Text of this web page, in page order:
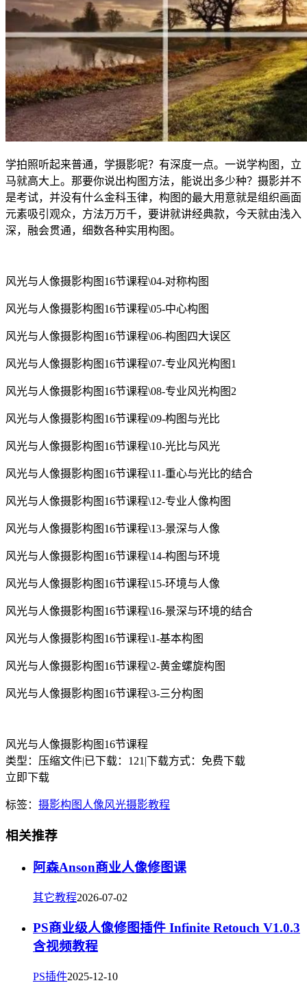
学拍照听起来普通，学摄影呢？有深度一点。一说学构图，立
马就高大上。那要你说出构图方法，能说出多少种？摄影并不
是考试，并没有什么金科玉律，构图的最大用意就是组织画面
元素吸引观众，方法万万千，要讲就讲经典款，今天就由浅入
深，融会贯通，细数各种实用构图。
风光与人像摄影构图16节课程\04-对称构图
风光与人像摄影构图16节课程\05-中心构图
风光与人像摄影构图16节课程\06-构图四大误区
风光与人像摄影构图16节课程\07-专业风光构图1
风光与人像摄影构图16节课程\08-专业风光构图2
风光与人像摄影构图16节课程\09-构图与光比
风光与人像摄影构图16节课程\10-光比与风光
风光与人像摄影构图16节课程\11-重心与光比的结合
风光与人像摄影构图16节课程\12-专业人像构图
风光与人像摄影构图16节课程\13-景深与人像
风光与人像摄影构图16节课程\14-构图与环境
风光与人像摄影构图16节课程\15-环境与人像
风光与人像摄影构图16节课程\16-景深与环境的结合
风光与人像摄影构图16节课程\1-基本构图
风光与人像摄影构图16节课程\2-黄金螺旋构图
风光与人像摄影构图16节课程\3-三分构图
风光与人像摄影构图16节课程
类型：压缩文件|已下载：121 |下载方式：免费下载
立即下载
标签： 摄影构图 人像风光摄影教程
相关推荐
阿森Anson商业人像修图课
其它教程2026-07-02
PS商业级人像修图插件 Infinite Retouch V1.0.3
含视频教程
PS插件2025-12-10